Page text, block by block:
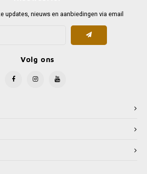
updates, nieuws en aanbiedingen via email
Volg ons